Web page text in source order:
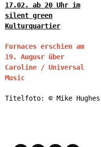
17.02. ab 20 Uhr im
silent green
Kulturquartier
Furnaces erschien am
19. Augusr über
Caroline / Universal
Music
Titelfoto: © Mike Hughes